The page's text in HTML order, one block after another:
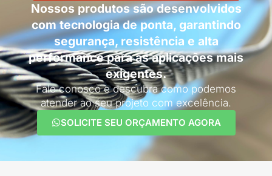
Nossos produtos são desenvolvidos
com tecnologia de ponta, garantindo
segurança, resistência e alta
performance para as aplicações mais
exigentes.
Fale conosco e descubra como podemos
atender ao seu projeto com excelência.
SOLICITE SEU ORÇAMENTO AGORA